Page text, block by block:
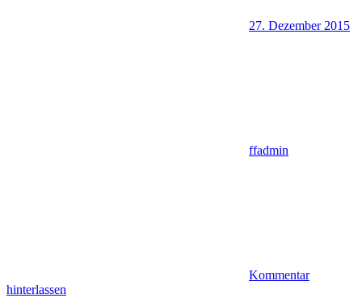
27. Dezember 2015
ffadmin
Kommentar
hinterlassen